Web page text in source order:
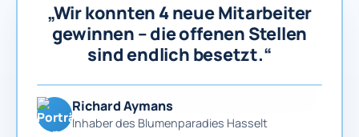
„Wir konnten 4 neue Mitarbeiter
gewinnen – die offenen Stellen
sind endlich besetzt.“
Richard Aymans
Inhaber des Blumenparadies Hasselt